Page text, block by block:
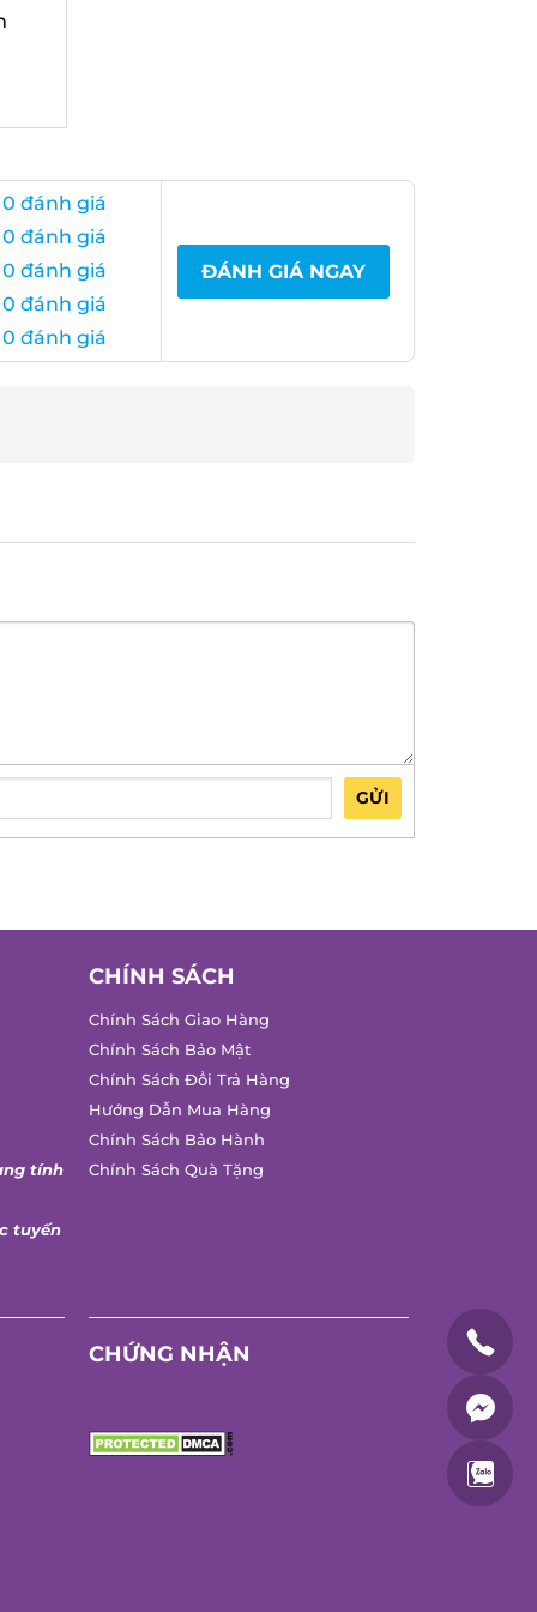
đánh giá
đánh giá
đánh giá
đánh giá
đánh giá
ĐÁNH GIÁ NGAY
GỬI
tính
tuyến
CHÍNH SÁCH
Chính Sách Giao Hàng
Chính Sách Bảo Mật
Chính Sách Đổi Trả Hàng
Hướng Dẫn Mua Hàng
Chính Sách Bảo Hành
Chính Sách Quà Tặng
CHỨNG NHẬN